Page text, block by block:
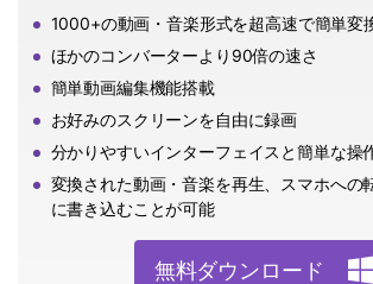
1000+の動画・音楽形式を超高速で簡単変
ほかのコンバーターより90倍の速さ
簡単動画編集機能搭載
お好みのスクリーンを自由に録画
分かりやすいインターフェイスと簡単な操
変換された動画・音楽を再生、スマホへの
に書き込むことが可能
無料ダウンロード